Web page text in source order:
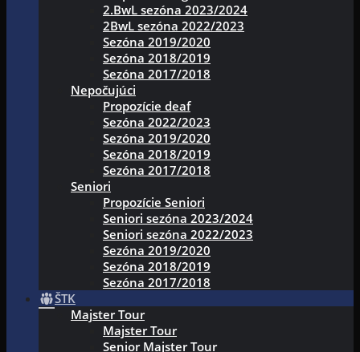
2.BwL sezóna 2023/2024
2BwL sezóna 2022/2023
Sezóna 2019/2020
Sezóna 2018/2019
Sezóna 2017/2018
Nepočujúci
Propozície deaf
Sezóna 2022/2023
Sezóna 2019/2020
Sezóna 2018/2019
Sezóna 2017/2018
Seniori
Propozície Seniori
Seniori sezóna 2023/2024
Seniori sezóna 2022/2023
Sezóna 2019/2020
Sezóna 2018/2019
Sezóna 2017/2018
ŠTK
Majster Tour
Majster Tour
Senior Majster Tour